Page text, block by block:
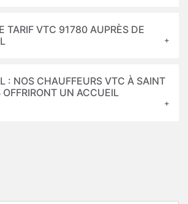
TARIF VTC 91780 AUPRÈS DE
: NOS CHAUFFEURS VTC À SAINT
UN ACCUEIL